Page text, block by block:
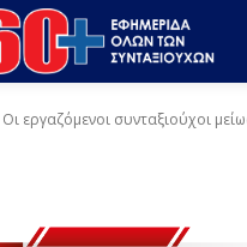
Οι εργαζόμενοι συνταξιούχοι